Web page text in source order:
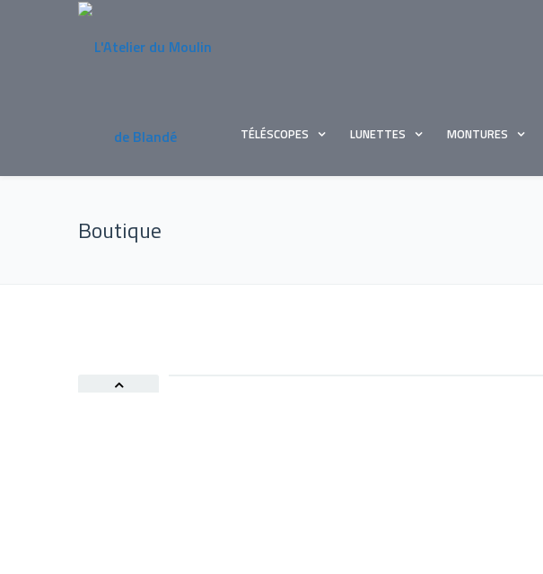
TÉLÉSCOPES LUNETTES MONTURES
Boutique